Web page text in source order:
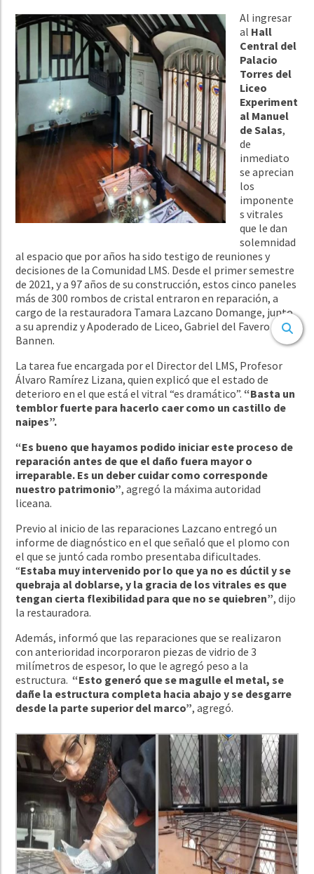
Al ingresar
al Hall
Central del
Palacio
Torres del
Liceo
Experiment
al Manuel
de Salas,
de
inmediato
se aprecian
los
imponente
s vitrales
que le dan
solemnidad
al espacio que por años ha sido testigo de reuniones y
decisiones de la Comunidad LMS. Desde el primer semestre
de 2021, y a 97 años de su construcción, estos cinco paneles
más de 300 rombos de cristal entraron en reparación, a
cargo de la restauradora Tamara Lazcano Domange, junto
a su aprendiz y Apoderado de Liceo, Gabriel del Favero
Bannen.
La tarea fue encargada por el Director del LMS, Profesor
Álvaro Ramírez Lizana, quien explicó que el estado de
deterioro en el que está el vitral “es dramático”. “Basta un
temblor fuerte para hacerlo caer como un castillo de
naipes”.
“Es bueno que hayamos podido iniciar este proceso de
reparación antes de que el daño fuera mayor o
irreparable. Es un deber cuidar como corresponde
nuestro patrimonio”, agregó la máxima autoridad
liceana.
Previo al inicio de las reparaciones Lazcano entregó un
informe de diagnóstico en el que señaló que el plomo con
el que se juntó cada rombo presentaba dificultades.
“Estaba muy intervenido por lo que ya no es dúctil y se
quebraja al doblarse, y la gracia de los vitrales es que
tengan cierta flexibilidad para que no se quiebren”, dijo
la restauradora.
Además, informó que las reparaciones que se realizaron
con anterioridad incorporaron piezas de vidrio de 3
milímetros de espesor, lo que le agregó peso a la
estructura. “Esto generó que se magulle el metal, se
dañe la estructura completa hacia abajo y se desgarre
desde la parte superior del marco”, agregó.